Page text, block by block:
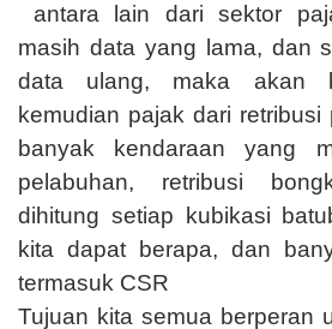
antara lain dari sektor
masih data yang lama, dan
data ulang, maka akan
kemudian pajak dari
banyak kendaraan yang
pelabuhan, retribusi
dihitung setiap kubikasi
kita dapat berapa, dan
termasuk CSR
Tujuan kita semua berperan